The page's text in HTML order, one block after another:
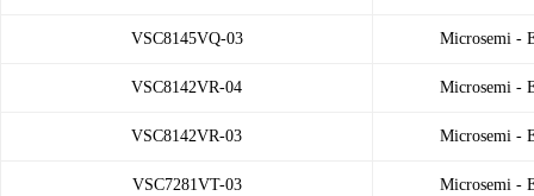
VSC8145VQ-03 Microsemi -
VSC8142VR-04 Microsemi -
VSC8142VR-03 Microsemi -
VSC7281VT-03 Microsemi -